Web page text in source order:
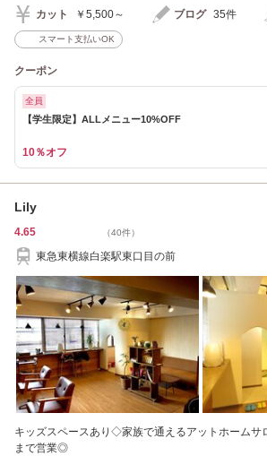
カット ￥5,500～ ブログ 35件
スマート支払いOK
クーポン
全員
【学生限定】ALLメニュー10%OFF
10％オフ
Lily
4.65 （40件）
東急東横線白楽駅東口目の前
キッズスペースあり◇家族で通えるアットホーム
まで営業◎